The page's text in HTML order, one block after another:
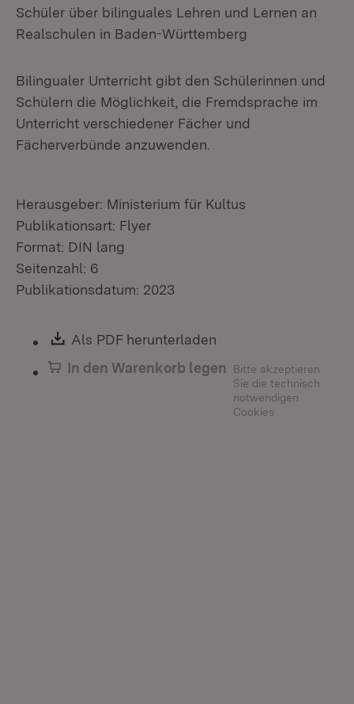
Schüler über bilinguales Lehren und Lernen an
Realschulen in Baden-Württemberg
Bilingualer Unterricht gibt den Schülerinnen und
Schülern die Möglichkeit, die Fremdsprache im
Unterricht verschiedener Fächer und
Fächerverbünde anzuwenden.
Herausgeber: Ministerium für Kultus
Publikationsart: Flyer
Format: DIN lang
Seitenzahl: 6
Publikationsdatum: 2023
Download:
Als PDF herunterladen
In den Warenkorb legen
Bitte akzeptieren
Sie die technisch
notwendigen
Cookies